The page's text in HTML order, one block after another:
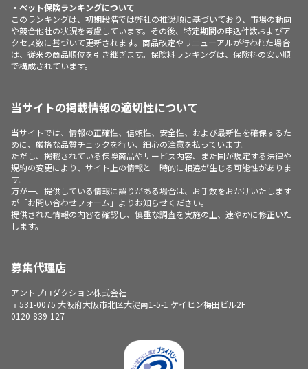
・ペット保険ランキングについて
このランキングは、初期段階では弊社の推奨順に基づいており、市場の動向
や競合他社の状況を考慮しています。その後、特定期間の申込件数およびア
クセス数に基づいて更新されます。商品改定やリニューアルが行われた場合
は、従来の商品順位を引き継ぎます。保険料ランキングは、保険料の安い順
で構成されています。
当サイトの掲載情報の適切性について
当サイトでは、情報の正確性、信頼性、安全性、および最新性を確保するた
めに、厳格な品質チェックを行い、細心の注意を払っています。
ただし、掲載されている保険商品やサービス内容、また国が規定する法律や
規約の変更により、サイト上の情報と一時的に相違が生じる可能性がありま
す。
万が一、提供している情報に誤りがある場合は、お手数をおかけいたします
が「お問い合わせフォーム」よりお知らせください。
提供された情報の内容を確認し、慎重な調査を実施の上、速やかに修正いた
します。
募集代理店
アントプロダクション株式会社
〒531-0075 大阪府大阪市北区大淀南1-5-1 ケイヒン梅田ビル2F
0120-839-127